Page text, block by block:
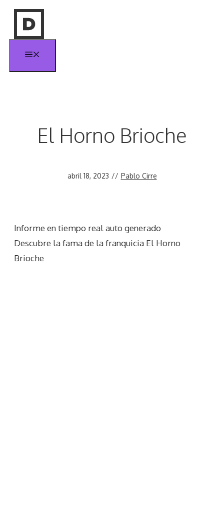
Saltar
contenido
El Horno Brioche
abril 18, 2023 // Pablo Cirre
Informe en tiempo real auto generado
Descubre la fama de la franquicia El Horno
Brioche